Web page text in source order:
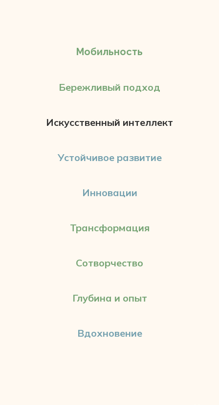
Мобильность
Бережливый подход
Искусственный интеллект
Устойчивое развитие
Инновации
Трансформация
Сотворчество
Глубина и опыт
Вдохновение